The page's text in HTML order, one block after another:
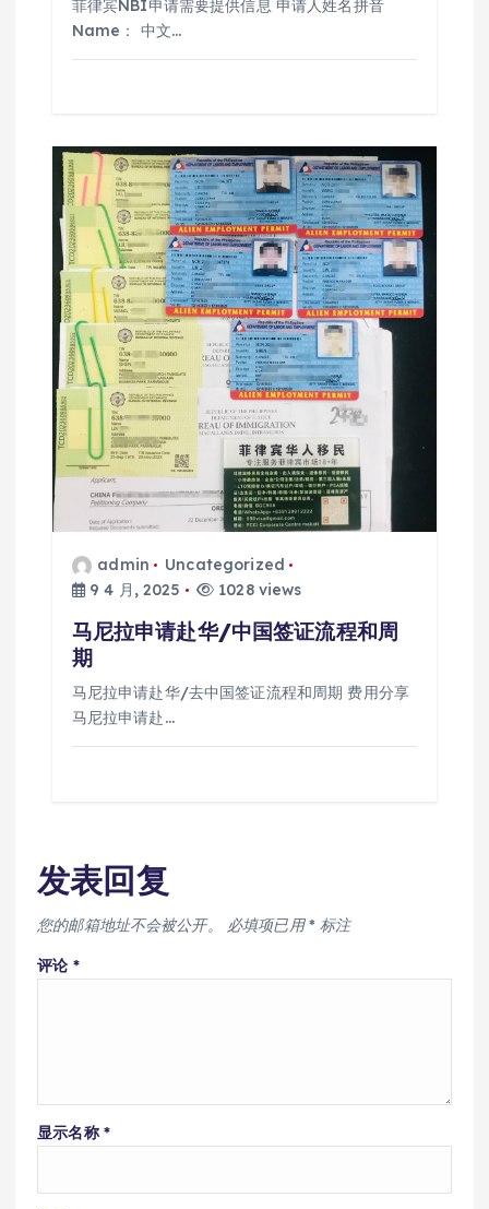
菲律宾NBI申请需要提供信息 申请人姓名拼音
Name： 中文…
admin
Uncategorized
9 4 月, 2025
1028 views
马尼拉申请赴华/中国签证流程和周
期
马尼拉申请赴华/去中国签证流程和周期 费用分享
马尼拉申请赴…
发表回复
您的邮箱地址不会被公开。 必填项已用* 标注
评论 *
显示名称 *